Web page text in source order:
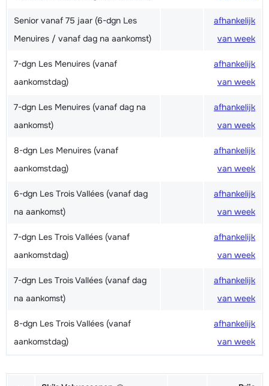
Senior vanaf 75 jaar (6-dgn Les
Menuires / vanaf dag na aankomst)
afhankelijk
van week
7-dgn Les Menuires (vanaf
aankomstdag)
afhankelijk
van week
7-dgn Les Menuires (vanaf dag na
aankomst)
afhankelijk
van week
8-dgn Les Menuires (vanaf
aankomstdag)
afhankelijk
van week
6-dgn Les Trois Vallées (vanaf dag
na aankomst)
afhankelijk
van week
7-dgn Les Trois Vallées (vanaf
aankomstdag)
afhankelijk
van week
7-dgn Les Trois Vallées (vanaf dag
na aankomst)
afhankelijk
van week
8-dgn Les Trois Vallées (vanaf
aankomstdag)
afhankelijk
van week